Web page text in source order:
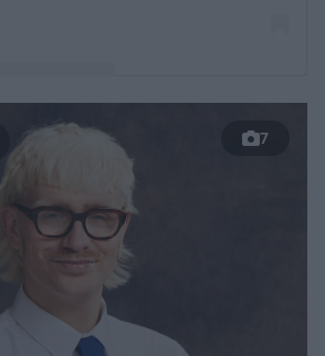
Joost Klein (@joostklein) 7